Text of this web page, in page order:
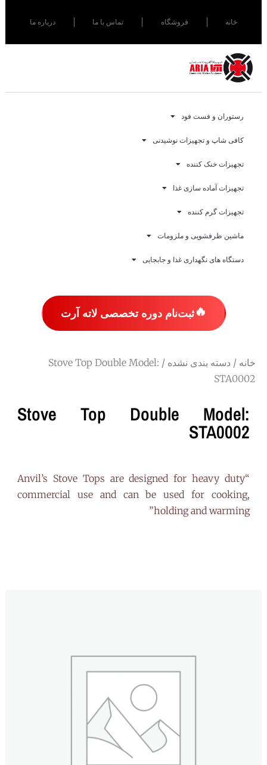
خانه فروشگاه تماس با ما درباره ما
رستوران و فست فود
کافی شاپ و تجهیزات نوشیدنی
تجهیزات خنک کننده
تجهیزات آماده سازی غذا
تجهیزات گرم کننده
ماشین ظرفشویی و ملزومات
دستگاه های نگهداری غذا و جابجایی
🔥ثبت‌نام دوره تخصصی لاته آرت
خانه / دسته بندی نشده
/ Stove Top Double Model:
STA0002
Stove Top Double Model:
STA0002
“Anvil’s Stove Tops are designed for heavy duty
commercial use and can be used for cooking,
holding and warming”